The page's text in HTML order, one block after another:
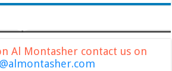
Al Montasher contact us on